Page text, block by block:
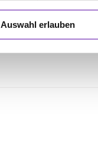
Auswahl erlauben